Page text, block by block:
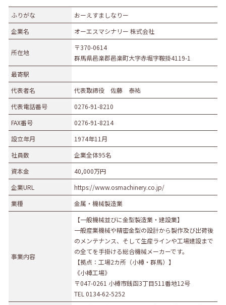
ふりがな
おーえすましなりー
企業名
オーエスマシナリー 株式会社
所在地
〒370-0614
群馬県邑楽郡邑楽町大字赤堀字鞍掛4119-1
最寄駅
代表者名
代表取締役 佐藤 泰祐
代表電話番号
0276-91-8210
FAX番号
0276-91-8214
設立年月
1974年11月
社員数
企業全体95名
資本金
40,000万円
企業URL
https://www.osmachinery.co.jp/
業種
金属・機械製造業
事業内容
【一般機械並びに金型製造業・建設業】
一般産業機械や精密金型の設計から製作及び出荷後
のメンテナンス、そして生産ラインや工場建設まで
の全てを手掛ける総合機械メーカーです。
【拠点：工場2カ所（小樽・群馬）】
《小樽工場》
〒047-0261 小樽市銭函3丁目511番地12号
TEL 0134-62-5252